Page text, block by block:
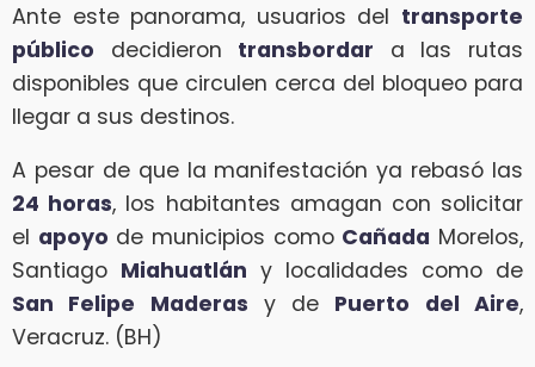
Ante este panorama, usuarios del transporte
público decidieron transbordar a las rutas
disponibles que circulen cerca del bloqueo para
llegar a sus destinos.
A pesar de que la manifestación ya rebasó las
24 horas, los habitantes amagan con solicitar
el apoyo de municipios como Cañada Morelos,
Santiago Miahuatlán y localidades como de
San Felipe Maderas y de Puerto del Aire,
Veracruz. (BH)